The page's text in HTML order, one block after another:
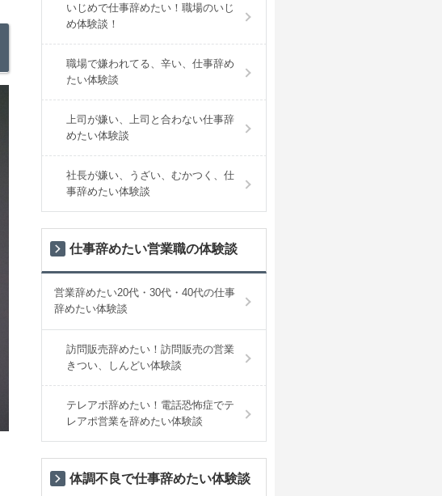
いじめで仕事辞めたい！職場のいじ
め体験談！
職場で嫌われてる、辛い、仕事辞め
たい体験談
上司が嫌い、上司と合わない仕事辞
めたい体験談
社長が嫌い、うざい、むかつく、仕
事辞めたい体験談
仕事辞めたい営業職の体験談
営業辞めたい20代・30代・40代の仕事
辞めたい体験談
訪問販売辞めたい！訪問販売の営業
きつい、しんどい体験談
テレアポ辞めたい！電話恐怖症でテ
レアポ営業を辞めたい体験談
体調不良で仕事辞めたい体験談